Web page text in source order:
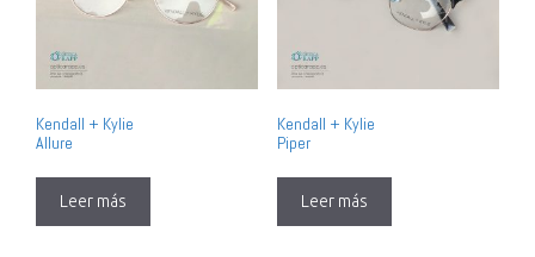
Kendall + Kylie
Allure
Leer más
Kendall + Kylie
Piper
Leer más